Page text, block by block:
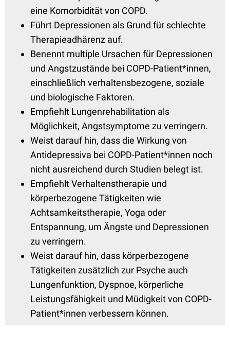
eine Komorbidität von COPD.
Führt Depressionen als Grund für schlechte
Therapieadhärenz auf.
Benennt multiple Ursachen für Depressionen
und Angstzustände bei COPD-Patient*innen,
einschließlich verhaltensbezogene, soziale
und biologische Faktoren.
Empfiehlt Lungenrehabilitation als
Möglichkeit, Angstsymptome zu verringern.
Weist darauf hin, dass die Wirkung von
Antidepressiva bei COPD-Patient*innen noch
nicht ausreichend durch Studien belegt ist.
Empfiehlt Verhaltenstherapie und
körperbezogene Tätigkeiten wie
Achtsamkeitstherapie, Yoga oder
Entspannung, um Ängste und Depressionen
zu verringern.
Weist darauf hin, dass körperbezogene
Tätigkeiten zusätzlich zur Psyche auch
Lungenfunktion, Dyspnoe, körperliche
Leistungsfähigkeit und Müdigkeit von COPD-
Patient*innen verbessern können.